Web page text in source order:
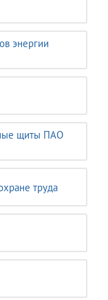
энергии
щиты ПАО
труда